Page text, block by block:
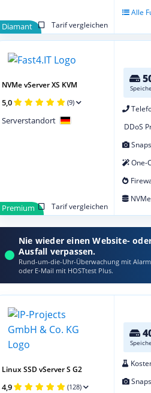
Alle
Diamant
Tarif vergleichen
DDoS
One-
NVMe
Premium
Tarif vergleichen
NVMe vServer XS KVM
5,0 (9)
Serverstandort
Nie wieder einen Website-
Ausfall verpassen.
Rund-um-die-Uhr-Überwachung mit
oder E‑Mail mit HOSTtest Plus.
Linux SSD vServer S G2
4,9 (128)